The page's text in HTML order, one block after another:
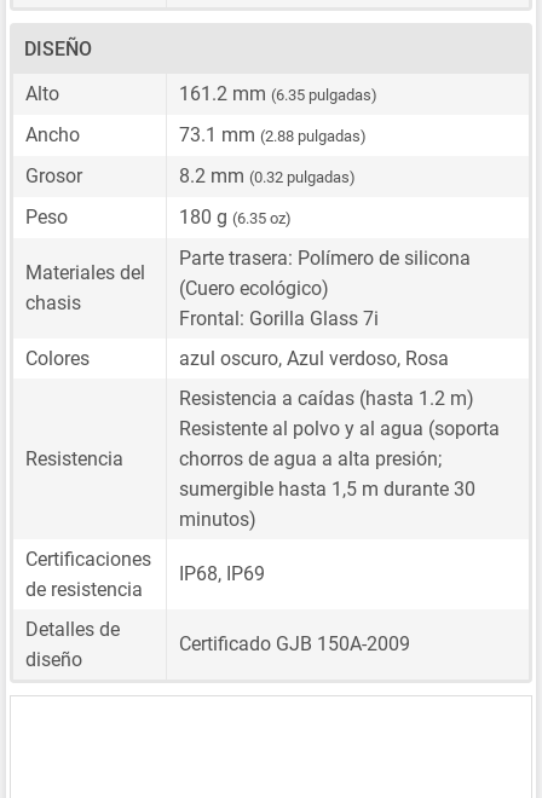
DISEÑO
Alto
161.2 mm (6.35 pulgadas)
Ancho 73.1 mm (2.88 pulgadas)
Grosor 8.2 mm (0.32 pulgadas)
Peso 180 g (6.35 oz)
Materiales del
chasis
Parte trasera: Polímero de silicona
(Cuero ecológico)
Frontal: Gorilla Glass 7i
Colores
azul oscuro, Azul verdoso, Rosa
Resistencia
Resistencia a caídas (hasta 1.2 m)
Resistente al polvo y al agua (soporta
chorros de agua a alta presión;
sumergible hasta 1,5 m durante 30
minutos)
Certificaciones
de resistencia
IP68, IP69
Detalles de
diseño
Certificado GJB 150A-2009